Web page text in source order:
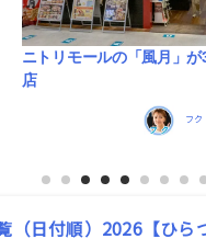
ニトリモールの「風月」が
店
フク
（日付順）2026【ひら